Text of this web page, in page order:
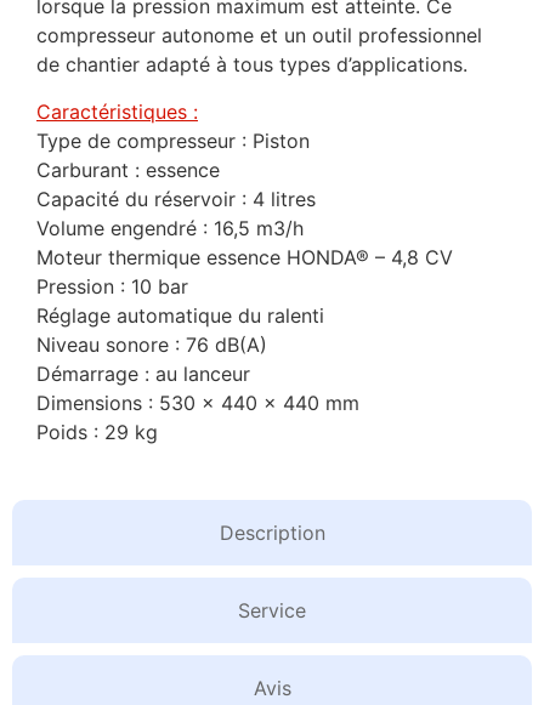
Description
Service
Avis
lorsque la pression maximum est atteinte. Ce
compresseur autonome et un outil professionnel
de chantier adapté à tous types d’applications.
Caractéristiques :
Type de compresseur : Piston
Carburant : essence
Capacité du réservoir : 4 litres
Volume engendré : 16,5 m3/h
Moteur thermique essence HONDA® – 4,8 CV
Pression : 10 bar
Réglage automatique du ralenti
Niveau sonore : 76 dB(A)
Démarrage : au lanceur
Dimensions : 530 x 440 x 440 mm
Poids : 29 kg